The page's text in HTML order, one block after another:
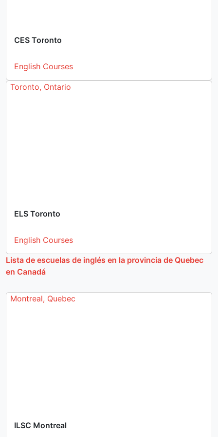
CES Toronto
English Courses
Toronto, Ontario
ELS Toronto
English Courses
Lista de escuelas de inglés en la provincia de Quebec
en Canadá
Montreal, Quebec
ILSC Montreal